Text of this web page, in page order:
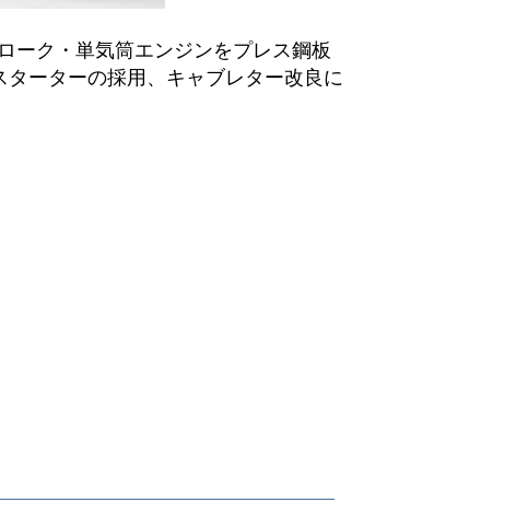
ーク・単気筒エンジンをプレス鋼板
ーターの採用、キャブレター改良に